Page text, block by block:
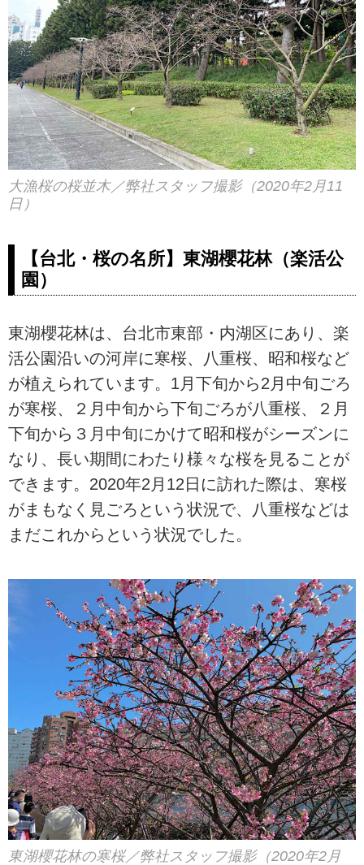
大漁桜の桜並木／弊社スタッフ撮影（2020年2月11
日）
【台北・桜の名所】東湖櫻花林（楽活公
園）
東湖櫻花林は、台北市東部・内湖区にあり、楽
活公園沿いの河岸に寒桜、八重桜、昭和桜など
が植えられています。1月下旬から2月中旬ごろ
が寒桜、２月中旬から下旬ごろが八重桜、２月
下旬から３月中旬にかけて昭和桜がシーズンに
なり、長い期間にわたり様々な桜を見ることが
できます。2020年2月12日に訪れた際は、寒桜
がまもなく見ごろという状況で、八重桜などは
まだこれからという状況でした。
東湖櫻花林の寒桜／弊社スタッフ撮影（2020年2月